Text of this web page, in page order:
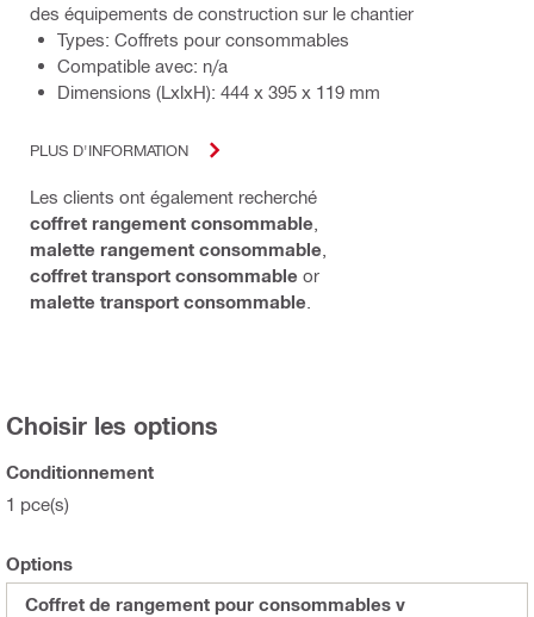
des équipements de construction sur le chantier
Types: Coffrets pour consommables
Compatible avec: n/a
Dimensions (LxlxH): 444 x 395 x 119 mm
PLUS D'INFORMATION
Les clients ont également recherché
coffret rangement consommable
malette rangement consommable
coffret transport consommable or
malette transport consommable
Choisir les options
Conditionnement
1 pce(s)
Options
Coffret de rangement pour consommables v